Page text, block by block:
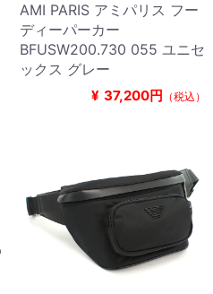
AMI PARIS アミパリス フー
ディーパーカー
BFUSW200.730 055 ユニセ
ックス グレー
¥ 37,200円 （税込）